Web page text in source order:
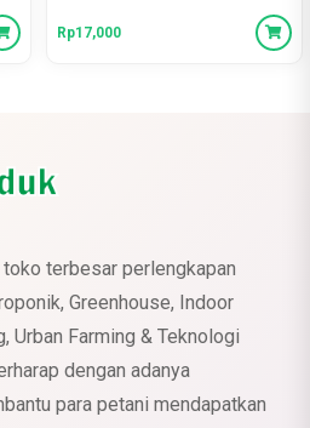
Rp17,000
terbesar perlengkapan
Greenhouse, Indoor
Urban Farming & Teknologi
dengan adanya
para petani mendapatkan